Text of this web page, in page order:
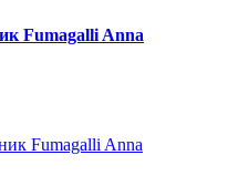
Fumagalli Anna